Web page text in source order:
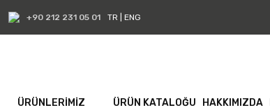
+90 212 231 05 01 TR ENG
ÜRÜNLERİMİZ ÜRÜN KATALOĞU HAKKIMIZDA